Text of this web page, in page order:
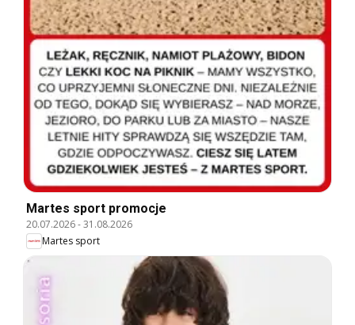
Martes sport promocje
20.07.2026-31.08.2026
Martes sport